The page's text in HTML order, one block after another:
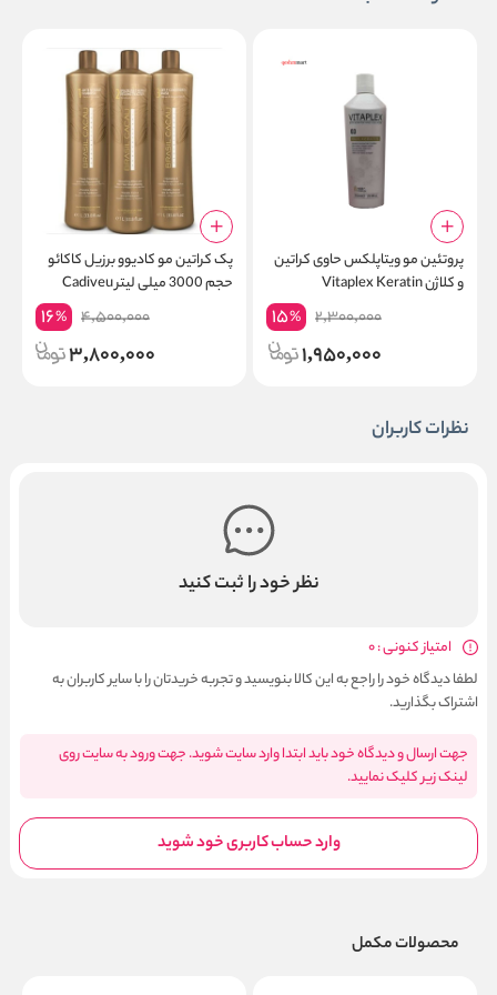
پروتئین مو ویتاپلکس حاوی کراتین
و کلاژن Vitaplex Keratin
2,300,000
15%
1,950,000
پک کراتین مو کادیوو برزیل کاکائو
حجم 3000 میلی لیتر Cadiveu
4,500,000
16%
3,800,000
نظرات کاربران
نظر خود را ثبت کنید
امتیاز کنونی : 0
لطفا دیدگاه خود را راجع به این کالا بنویسید و تجربه خریدتان را با سایر کاربران به
اشتراک بگذارید.
جهت ارسال و دیدگاه خود باید ابتدا وارد سایت شوید. جهت ورود به سایت روی
لینک زیر کلیک نمایید.
وارد حساب کاربری خود شوید
محصولات مکمل